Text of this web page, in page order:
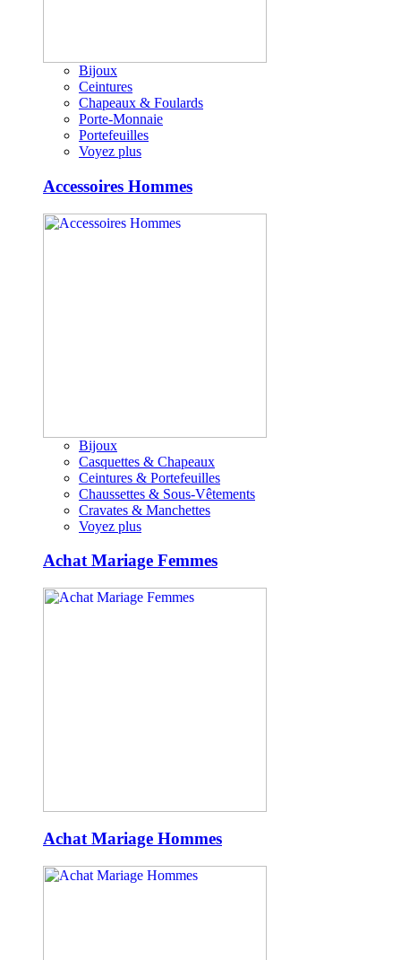
Bijoux
Ceintures
Chapeaux & Foulards
Porte-Monnaie
Portefeuilles
Voyez plus
Accessoires Hommes
Bijoux
Casquettes & Chapeaux
Ceintures & Portefeuilles
Chaussettes & Sous-Vêtements
Cravates & Manchettes
Voyez plus
Achat Mariage Femmes
Achat Mariage Hommes